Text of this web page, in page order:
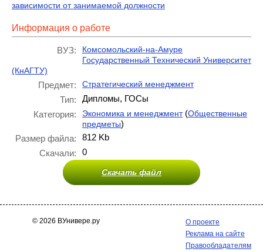
зависимости от занимаемой должности
Информация о работе
ВУЗ:
Комсомольский-на-Амуре
Государственный Технический Университет
(КнАГТУ)
Предмет: Стратегический менеджмент
Тип:
Дипломы, ГОСы
Категория:
Экономика и менеджмент(Общественные
предметы)
Размер файла:
812 Kb
Скачали:
0
Скачать файл
© 2026 ВУнивере.ру
О проекте
Реклама на сайте
Правообладателям